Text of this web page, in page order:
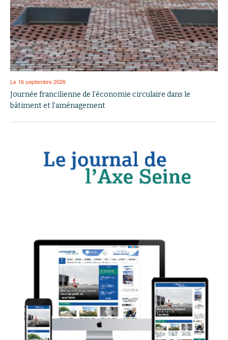
Le 16 septembre 2026
Journée francilienne de l’économie circulaire dans le
bâtiment et l’aménagement